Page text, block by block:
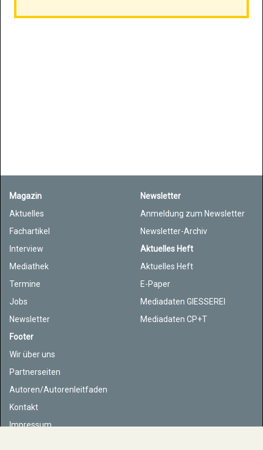
Magazin
Aktuelles
Fachartikel
Interview
Mediathek
Termine
Jobs
Newsletter
Newsletter
Anmeldung zum Newsletter
Newsletter-Archiv
Aktuelles Heft
Aktuelles Heft
E-Paper
Mediadaten GIESSEREI
Mediadaten CP+T
Footer
Wir über uns
Partnerseiten
Autoren/Autorenleitfaden
Kontakt
Impressum